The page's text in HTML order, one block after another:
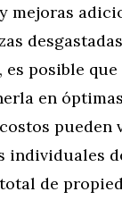
mejoras
posible
en
de